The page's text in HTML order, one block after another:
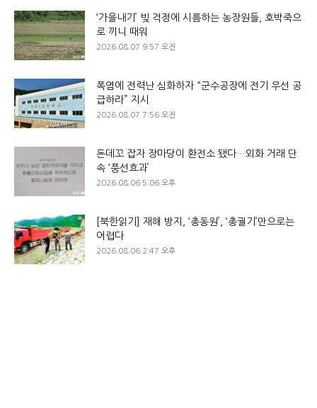
‘가을내기’ 빚 걱정에 시름하는 농장원들, 호박죽으
로 끼니 때워
2026.08.07 9:57 오전
폭염에 전력난 심화하자 “군수공장에 전기 우선 공
급하라” 지시
2026.08.07 7:56 오전
돈데꼬 잡자 장마당이 환전소 됐다…외화 거래 단
속 ‘풍선효과’
2026.08.06 5:06 오후
[북한읽기] 재해 방지, ‘총동원’, ‘총궐기’만으로는
어렵다
2026.08.06 2:47 오후